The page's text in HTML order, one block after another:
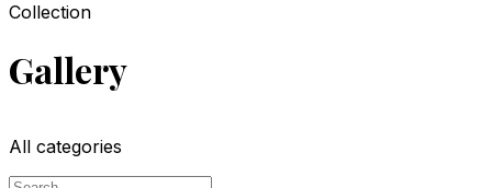
Collection
Gallery
All categories